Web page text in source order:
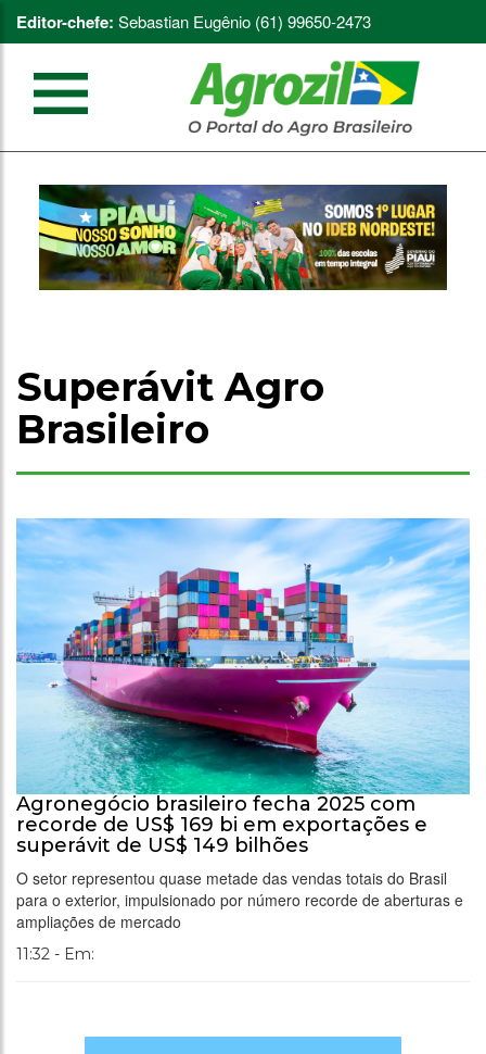
Editor-chefe: Sebastian Eugênio (61) 99650-2473
Superávit Agro
Brasileiro
Agronegócio brasileiro fecha 2025 com
recorde de US$ 169 bi em exportações e
superávit de US$ 149 bilhões
O setor representou quase metade das vendas totais do Brasil
para o exterior, impulsionado por número recorde de aberturas e
ampliações de mercado
11:32 - Em: